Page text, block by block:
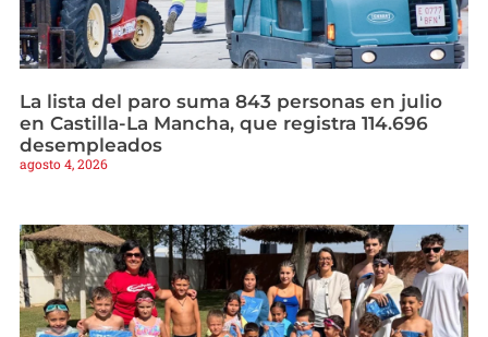
La lista del paro suma 843 personas en julio
en Castilla-La Mancha, que registra 114.696
desempleados
agosto 4, 2026